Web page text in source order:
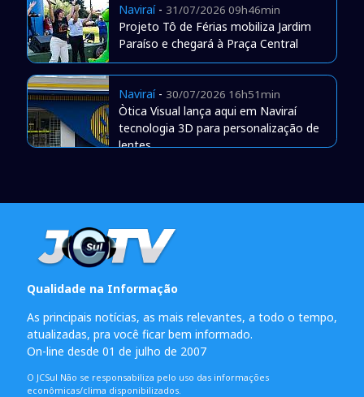
Naviraí- 31/07/2026 09h46min
Projeto Tô de Férias mobiliza Jardim
Paraíso e chegará à Praça Central
Naviraí- 30/07/2026 16h51min
Òtica Visual lança aqui em Naviraí
tecnologia 3D para personalização de
lentes
Qualidade na Informação
As principais notícias, as mais relevantes, a todo o tempo,
atualizadas, pra você ficar bem informado.
On-line desde 01 de julho de 2007
O JCSul Não se responsabiliza pelo uso das informações
econômicas/clima disponibilizados.